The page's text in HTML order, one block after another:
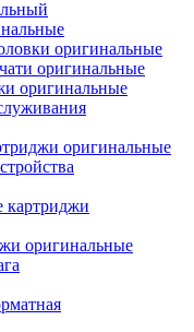
оригинальные
оригинальные
оригинальные
оригинальные
картриджи
оригинальные